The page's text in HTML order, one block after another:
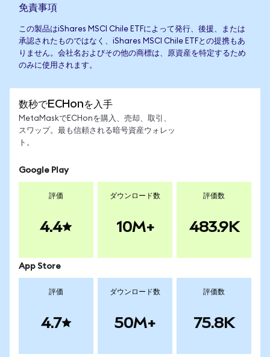
免責事項
この製品はiShares MSCI Chile ETFによって発行、後援、または
承認されたものではなく、iShares MSCI Chile ETFとの提携もあ
りません。会社名およびその他の商標は、原資産を特定するため
のみに使用されます。
数秒でECHonを入手
MetaMaskでECHonを購入、売却、取引、
スワップ。最も信頼される暗号資産ウォレッ
ト。
Google Play
評価
4.4
ダウンロード数
10M+
評価数
483.9K
App Store
評価
4.7
ダウンロード数
50M+
評価数
75.8K